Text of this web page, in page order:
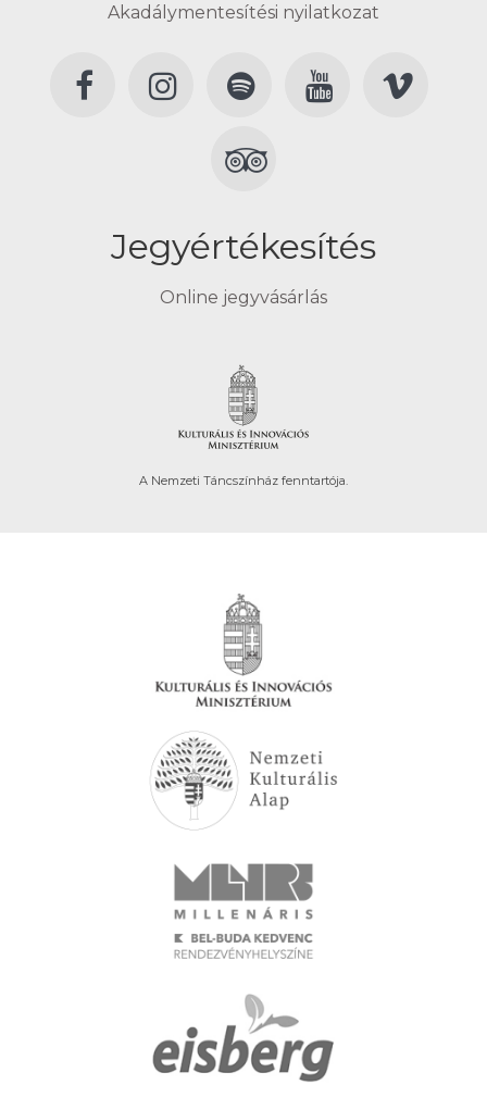
Akadálymentesítési nyilatkozat
Jegyértékesítés
Online jegyvásárlás
A Nemzeti Táncszínház fenntartója.